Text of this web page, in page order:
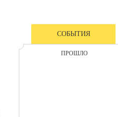
СОБЫТИЯ
ПРОШЛО